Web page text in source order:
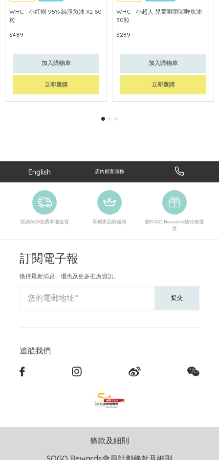
WHC - 小紅帽 95% 純淨魚油 X2 60
粒
$489
加入購物車
立即選購
促進眼腦發育
WHC - 小超人 兒童咀嚼啫喱魚油
30粒
$289
加入購物車
立即選購
English 店內顧客服務
買滿$600免費本地送貨 享獨家品牌優惠
賺SOGO Rewards積分換禮
券
訂閱電子報
獲得最新消息、優惠及更多推廣資訊。
您的電郵地址 提交
追蹤我們
條款及細則